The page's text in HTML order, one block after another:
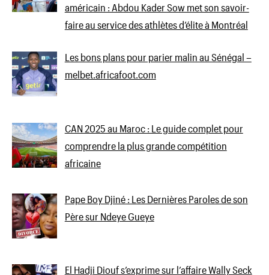
américain : Abdou Kader Sow met son savoir-
faire au service des athlètes d’élite à Montréal
Les bons plans pour parier malin au Sénégal –
melbet.africafoot.com
CAN 2025 au Maroc : Le guide complet pour
comprendre la plus grande compétition
africaine
Pape Boy Djiné : Les Dernières Paroles de son
Père sur Ndeye Gueye
El Hadji Diouf s’exprime sur l’affaire Wally Seck